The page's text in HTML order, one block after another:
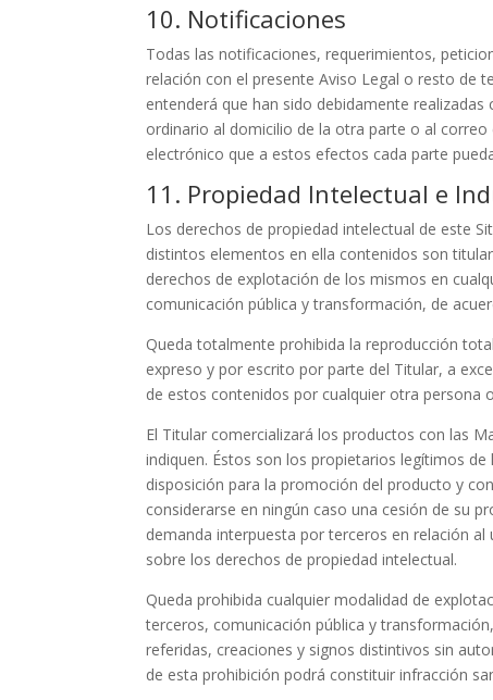
10. Notificaciones
Todas las notificaciones, requerimientos,
relación con el presente Aviso Legal o resto de
entenderá que han sido debidamente
ordinario al domicilio de la otra parte o al
electrónico que a estos efectos cada parte
11. Propiedad Intelectual e
Los derechos de propiedad intelectual de este
distintos elementos en ella contenidos son
derechos de explotación de los mismos en
comunicación pública y transformación, de
Queda totalmente prohibida la reproducción
expreso y por escrito por parte del Titular, a
de estos contenidos por cualquier otra persona
El Titular comercializará los productos con las
indiquen. Éstos son los propietarios legítimos
disposición para la promoción del producto y
considerarse en ningún caso una cesión de su
demanda interpuesta por terceros en relación
sobre los derechos de propiedad intelectual.
Queda prohibida cualquier modalidad de
terceros, comunicación pública y
referidas, creaciones y signos distintivos sin
de esta prohibición podrá constituir infracción